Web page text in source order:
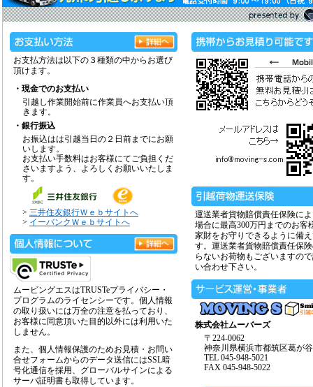
お支払方法は以下の３種類の中からお選び
頂けます。
・現金でのお支払い
引越し作業開始前に作業員へお支払い頂
きます。
・銀行振込
お振込はは引越当日の２日前までにお願
いします。
お支払い手数料はお客様にてご負担くだ
さいますよう、よろしくお願いいたしま
す。
> 三井住友銀行Ｗｅｂサイトへ
> イーバンクＷｅｂサイトへ
ムービングエスはTRUSTeプライバシー・
プログラムのライセンシーです。個人情報
の取り扱いには万全の注意を払っており、
お客様に同意頂いた目的以外には利用いた
しません。
また、個人情報保護のためお見積・お問い
合せフォームからのデータ送信にはSSL暗
号化通信を採用、グローバルサインによる
サーバ証明書も取得しています。
運送業者貨物賠償責任保険に
場合に最高300万円までのお客
家財をお守りできるように備
す。運送業者貨物賠償責任保
らないお荷物もございますの
い合わせ下さい。
株式会社ムーバーズ
〒224-0062
神奈川県横浜市都筑区葛が
TEL 045-948-5021
FAX 045-948-5022